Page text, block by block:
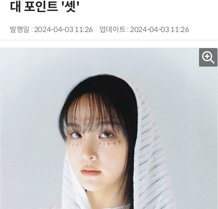
대 포인트 '셋'
발행일 : 2024-04-03 11:26 업데이트 : 2024-04-03 11:26